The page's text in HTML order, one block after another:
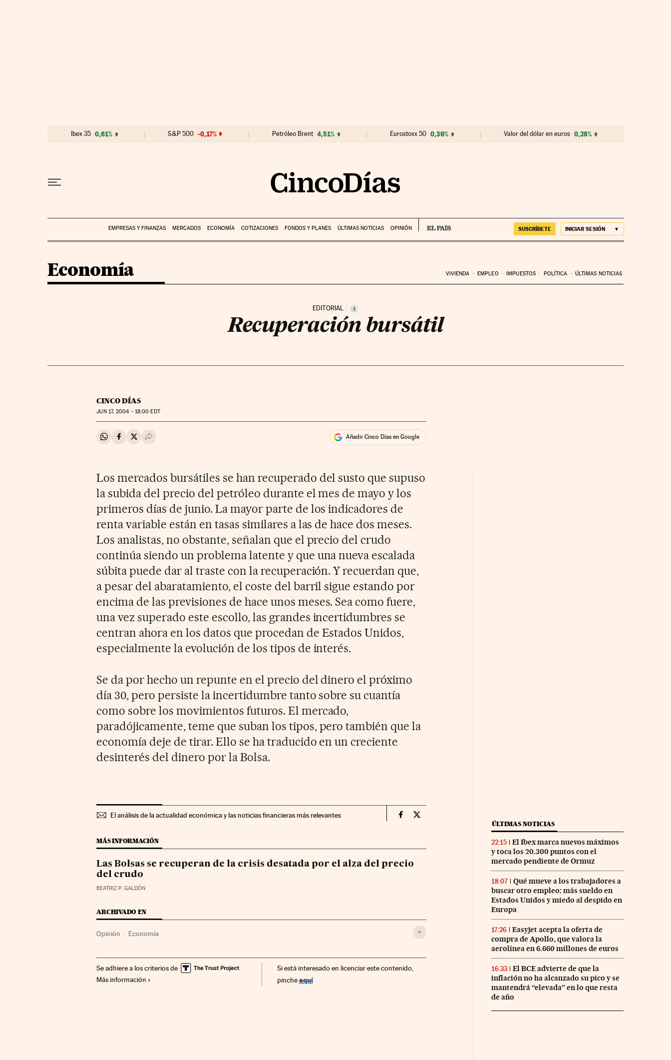
Ibex 35 0,61% S&P 500 -0,17% Petróleo Brent 4,51% Eurostoxx 50 0,39% Valor del dólar en euros 0,28%
EMPRESAS Y FINANZAS MERCADOS ECONOMÍA COTIZACIONES FONDOS Y PLANES ÚLTIMAS NOTICIAS OPINIÓN SUSCRÍBETE INICIAR SESIÓN
Economía VIVIENDA EMPLEO IMPUESTOS POLÍTICA ÚLTIMAS NOTICIAS
EDITORIAL i
Recuperación bursátil
CINCO DÍAS
JUN17, 2004 - 18:00 EDT
Compartir en Whatsapp
Compartir en Facebook
Compartir en Twitter
Desplegar Redes Sociales Añadir Cinco Días en Google
Los mercados bursátiles se han recuperado del susto que supuso
la subida del precio del petróleo durante el mes de mayo y los
primeros días de junio. La mayor parte de los indicadores de
renta variable están en tasas similares a las de hace dos meses.
Los analistas, no obstante, señalan que el precio del crudo
continúa siendo un problema latente y que una nueva escalada
súbita puede dar al traste con la recuperación. Y recuerdan que,
a pesar del abaratamiento, el coste del barril sigue estando por
encima de las previsiones de hace unos meses. Sea como fuere,
una vez superado este escollo, las grandes incertidumbres se
centran ahora en los datos que procedan de Estados Unidos,
especialmente la evolución de los tipos de interés.
Se da por hecho un repunte en el precio del dinero el próximo
día 30, pero persiste la incertidumbre tanto sobre su cuantía
como sobre los movimientos futuros. El mercado,
paradójicamente, teme que suban los tipos, pero también que la
economía deje de tirar. Ello se ha traducido en un creciente
desinterés del dinero por la Bolsa.
El análisis de la actualidad económica y las noticias financieras más relevantes Economia Cinco Días en Facebook
Economia Cinco Días en Twitter
MÁS INFORMACIÓN
Las Bolsas se recuperan de la crisis desatada por el alza del precio
del crudo
BEATRIZ P. GALDÓN
ARCHIVADO EN
Opinión Economía
Se adhiere a los criterios de
Más información
Si está interesado en licenciar este contenido,
pincheaquí
ÚLTIMAS NOTICIAS
22:15
El Ibex marca nuevos máximos
y toca los 20.300 puntos con el
mercado pendiente de Ormuz
18:07
Qué mueve a los trabajadores a
buscar otro empleo: más sueldo en
Estados Unidos y miedo al despido en
Europa
17:26
Easyjet acepta la oferta de
compra de Apollo, que valora la
aerolínea en 6.660 millones de euros
16:33
El BCE advierte de que la
inflación no ha alcanzado su pico y se
mantendrá “elevada” en lo que resta
de año